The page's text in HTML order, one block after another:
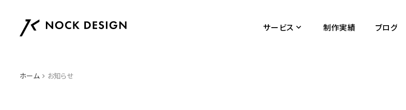
サービス keyboard_arrow_down 制作実績 ブログ
ホームkeyboard_arrow_right お知らせ